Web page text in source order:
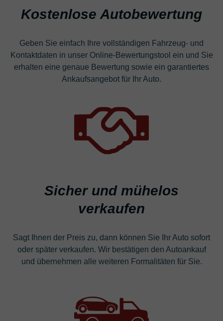
Kostenlose Autobewertung
Geben Sie einfach Ihre vollständigen Fahrzeug- und
Kontaktdaten in unser Online-Bewertungstool ein und Sie
erhalten eine genaue Bewertung sowie ein garantiertes
Ankaufsangebot für Ihr Auto.
Sicher und mühelos
verkaufen
Sagt Ihnen der Preis zu, dann können Sie Ihr Auto sofort
oder später verkaufen. Wir bestätigen den Autoankauf
und übernehmen alle weiteren Formalitäten für Sie.